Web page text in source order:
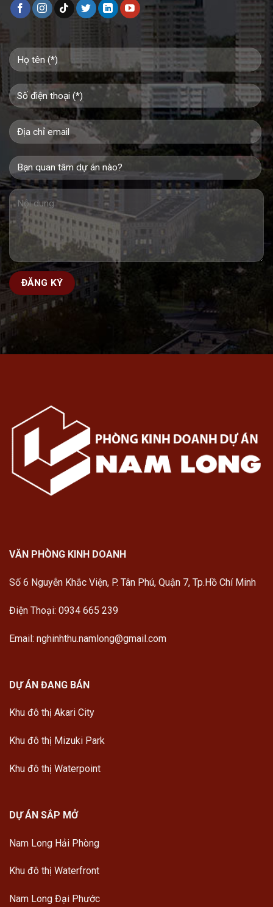
VĂN PHÒNG KINH DOANH
Số 6 Nguyễn Khắc Viện, P. Tân Phú, Quận 7, Tp.Hồ Chí Minh
Điện Thoại: 0934 665 239
Email: nghinhthu.namlong@gmail.com
DỰ ÁN ĐANG BÁN
Khu đô thị Akari City
Khu đô thị Mizuki Park
Khu đô thị Waterpoint
DỰ ÁN SẮP MỞ
Nam Long Hải Phòng
Khu đô thị Waterfront
Nam Long Đại Phước